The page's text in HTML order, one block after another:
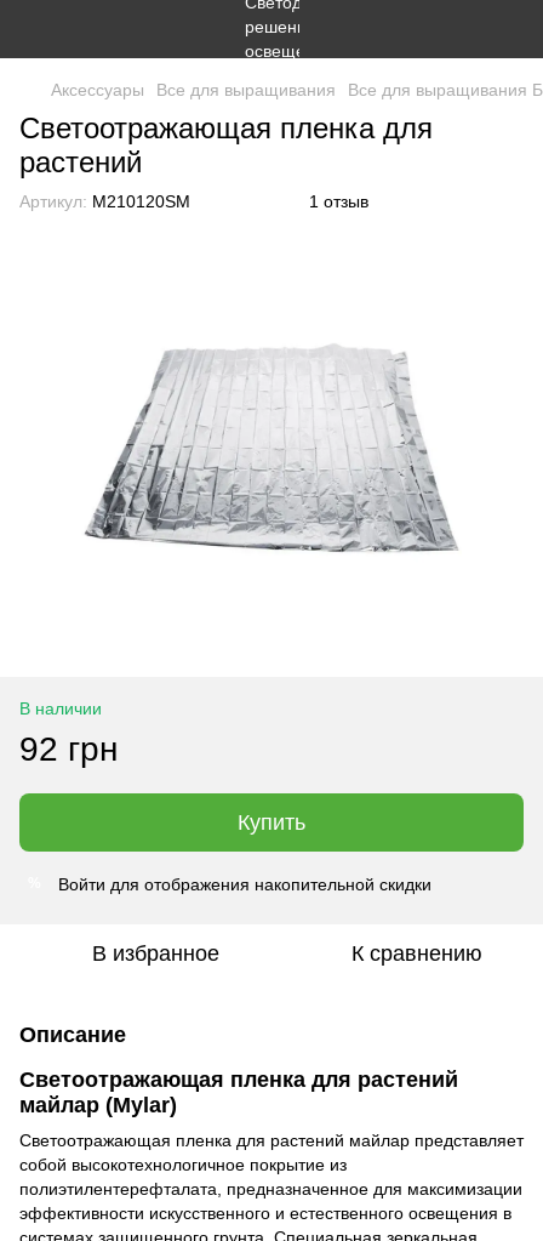
Аксессуары Все для выращивания Все для выращивания
Светоотражающая пленка для
растений
Артикул: M210120SM 1 отзыв
В наличии
92 грн
Купить
Войти для отображения накопительной скидки
В избранное К сравнению
Описание
Светоотражающая пленка для растений
майлар (Mylar)
Светоотражающая пленка для растений майлар представляет
собой высокотехнологичное покрытие из
полиэтилентерефталата, предназначенное для максимизации
эффективности искусственного и естественного освещения в